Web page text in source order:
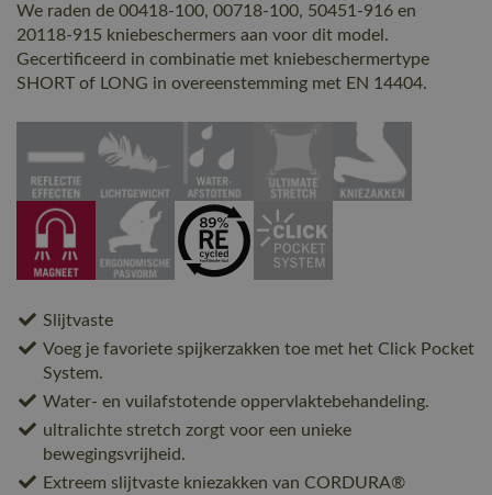
We raden de 00418-100, 00718-100, 50451-916 en
20118-915 kniebeschermers aan voor dit model.
Gecertificeerd in combinatie met kniebeschermertype
SHORT of LONG in overeenstemming met EN 14404.
Slijtvaste
Voeg je favoriete spijkerzakken toe met het Click Pocket
System.
Water- en vuilafstotende oppervlaktebehandeling.
ultralichte stretch zorgt voor een unieke
bewegingsvrijheid.
Extreem slijtvaste kniezakken van CORDURA®